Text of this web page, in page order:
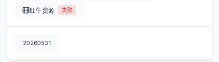
红牛资源 失败
20260531